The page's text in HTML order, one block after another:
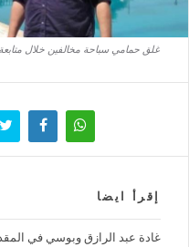
غلق حمامي سباحة مخالفين خلال متابعة
إقرأ ايضا
غادة عبد الرازق وبوسي في